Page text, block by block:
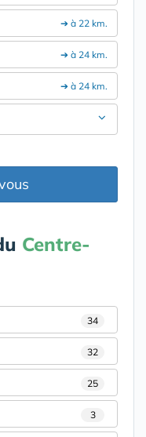
➔ à 22 km.
➔ à 24 km.
➔ à 24 km.
Centre-
34
32
25
3